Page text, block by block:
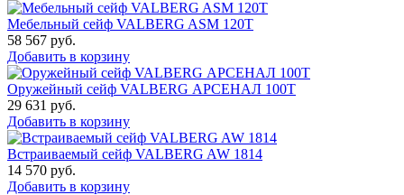
Мебельный сейф VALBERG ASM 120T
58 567 руб.
Добавить в корзину
Оружейный сейф VALBERG АРСЕНАЛ 100Т
29 631 руб.
Добавить в корзину
Встраиваемый сейф VALBERG AW 1814
14 570 руб.
Добавить в корзину